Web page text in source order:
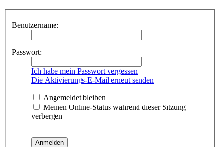
Benutzername:
Passwort:
Ich habe mein Passwort vergessen
Die Aktivierungs-E-Mail erneut senden
Angemeldet bleiben
Meinen Online-Status während dieser Sitzung
verbergen